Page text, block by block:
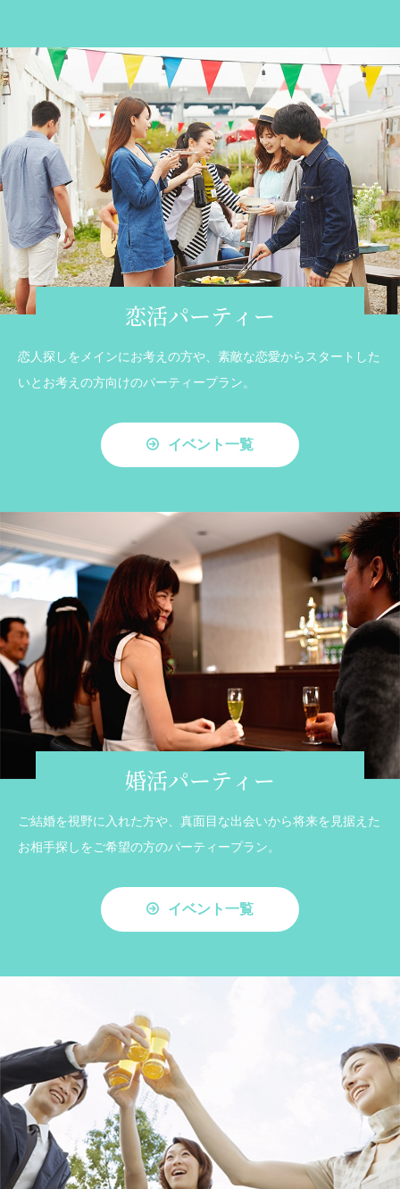
恋活パーティー
恋人探しをメインにお考えの方や、素敵な恋愛からスタートした
いとお考えの方向けのパーティープラン。
イベント一覧
婚活パーティー
ご結婚を視野に入れた方や、真面目な出会いから将来を見据えた
お相手探しをご希望の方のパーティープラン。
イベント一覧